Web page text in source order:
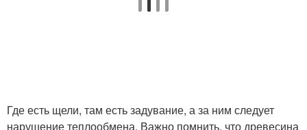
Где есть щели, там есть задувание, а за ним следует
нарушение теплообмена. Важно помнить, что древесина